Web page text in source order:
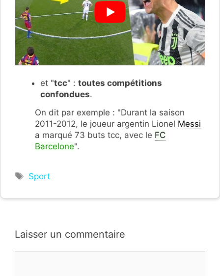
et "tcc" : toutes compétitions
confondues.
On dit par exemple : "Durant la saison
2011-2012, le joueur argentin Lionel Messi
a marqué 73 buts tcc, avec le FC
Barcelone".
Étiquettes
Sport
Laisser un commentaire